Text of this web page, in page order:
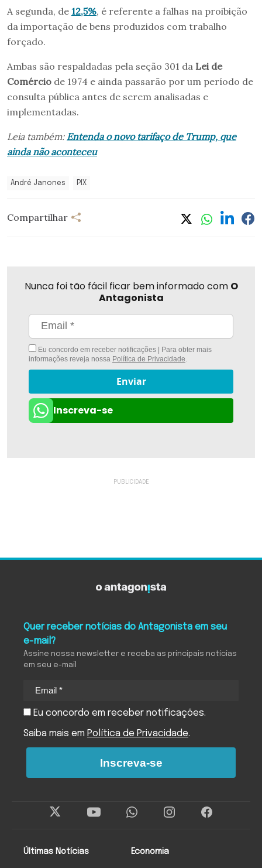
A segunda, de 12,5%, é referente a falhas na proibição
da importação de bens produzidos com trabalho
forçado.
Ambas são respaldadas pela seção 301 da Lei de
Comércio de 1974 e ainda passarão por um período de
consulta pública antes de serem analisadas e
implementadas.
Leia também: Entenda o novo tarifaço de Trump, que
ainda não aconteceu
André Janones PIX
Compartilhar
Nunca foi tão fácil ficar bem informado com O
Antagonista
Eu concordo em receber notificações | Para obter mais
informações reveja nossa Política de Privacidade.
Enviar
Inscreva-se
Últimas Notícias Economia
Quer receber notícias do Antagonista em seu
e-mail?
Assine nossa newsletter e receba as principais notícias
em seu e-mail
Eu concordo em receber notificações.
Saiba mais em Política de Privacidade.
Inscreva-se